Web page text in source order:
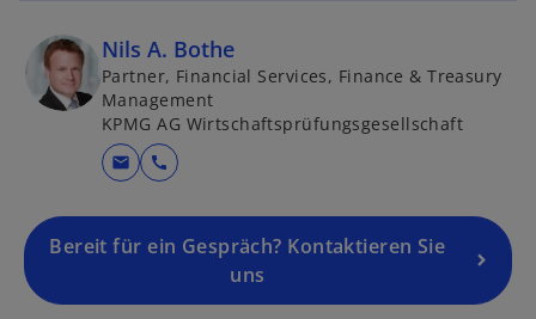
Nils A. Bothe
Partner, Financial Services, Finance & Treasury
Management
KPMG AG Wirtschaftsprüfungsgesellschaft
mail call
Bereit für ein Gespräch? Kontaktieren Sie
uns